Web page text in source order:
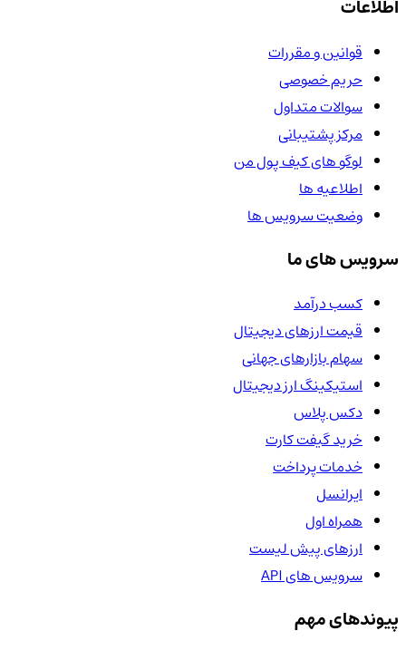
اطلاعات
قوانین و مقررات
حریم خصوصی
سوالات متداول
مرکز پشتیبانی
لوگو های کیف پول من
اطلاعیه ها
وضعیت سرویس ها
سرویس های ما
کسب درآمد
قیمت ارزهای دیجیتال
سهام بازارهای جهانی
استیکینگ ارز دیجیتال
دکس پلاس
خرید گیفت کارت
خدمات پرداخت
ایرانسل
همراه اول
ارزهای پیش لیست
سرویس های API
پیوندهای مهم